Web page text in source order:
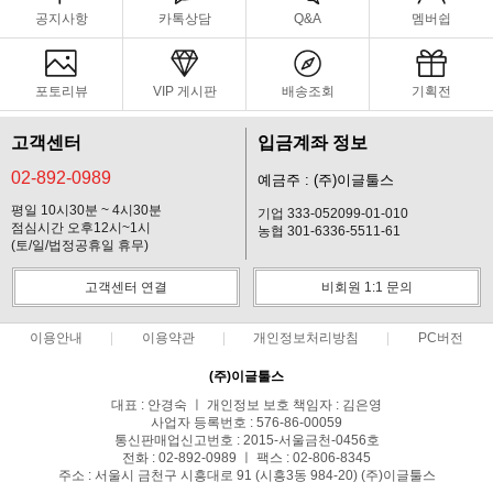
공지사항 카톡상담 Q&A 멤버쉽
포토리뷰 VIP 게시판 배송조회 기획전
고객센터
02-892-0989
평일 10시30분 ~ 4시30분
점심시간 오후12시~1시
(토/일/법정공휴일 휴무)
입금계좌 정보
예금주 : (주)이글툴스
기업 333-052099-01-010
농협 301-6336-5511-61
고객센터 연결 비회원 1:1 문의
이용안내 이용약관 개인정보처리방침 PC버전
(주)이글툴스
대표 : 안경숙 ㅣ 개인정보 보호 책임자 : 김은영
사업자 등록번호 : 576-86-00059
통신판매업신고번호 : 2015-서울금천-0456호
전화 : 02-892-0989 ㅣ 팩스 : 02-806-8345
주소 : 서울시 금천구 시흥대로 91 (시흥3동 984-20) (주)이글툴스